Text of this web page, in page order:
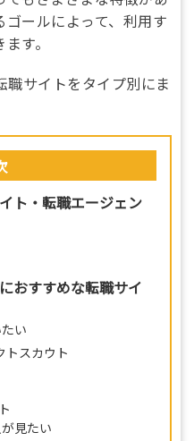
ールによって、利用す
す。
職サイトをタイプ別にま
ト・転職エージェン
おすすめな転職サイ
い
トスカウト
見たい